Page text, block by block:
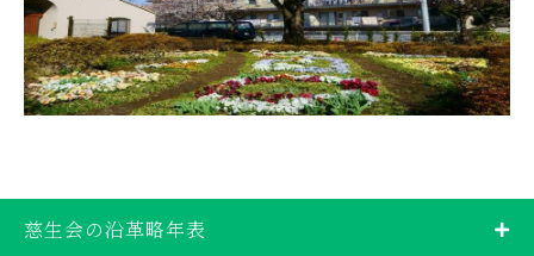
慈生会の沿革略年表